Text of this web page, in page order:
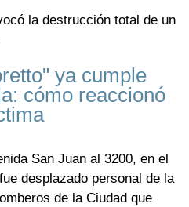
la destrucción total de un
ya cumple
cómo reaccionó
San Juan al 3200, en el
desplazado personal de la
de la Ciudad que